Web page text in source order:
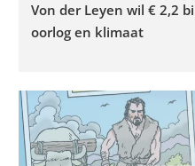
Von der Leyen wil € 2,2
oorlog en klimaat